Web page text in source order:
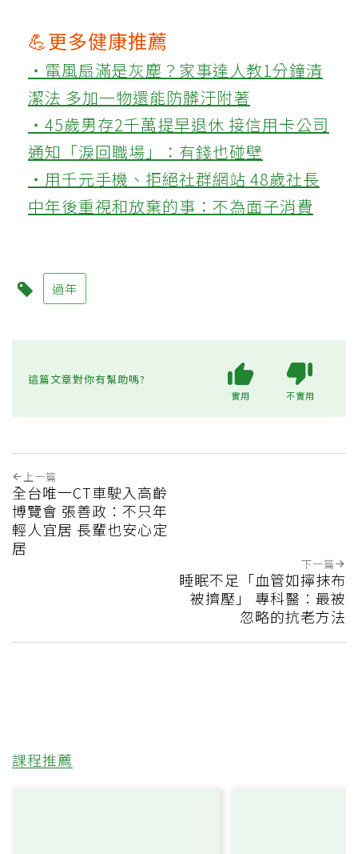
💪更多健康推薦
‧電風扇滿是灰塵？家事達人教1分鐘清
潔法 多加一物還能防髒汙附著
‧45歲男存2千萬提早退休 接信用卡公司
通知「淚回職場」：有錢也碰壁
‧用千元手機、拒絕社群網站 48歲社長
中年後重視和放棄的事：不為面子消費
過年
這篇文章對你有幫助嗎?
實用 不實用
上一篇
全台唯一CT車駛入高齡
博覽會 張善政：不只年
輕人宜居 長輩也安心定
居
下一篇
睡眠不足「血管如擰抹布
被擠壓」 專科醫：最被
忽略的抗老方法
課程推薦